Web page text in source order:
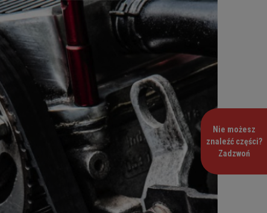
Nie możesz
znaleźć części?
Zadzwoń